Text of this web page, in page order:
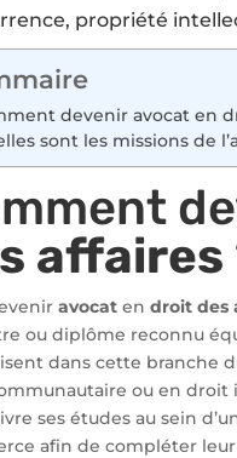
propriété
devenir avocat en
sont les missions de
affaires
avocat en droit des
ou diplôme reconnu
dans cette branche
ou en droit
ses études au sein
afin de compléter